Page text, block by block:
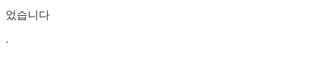
었습니다
.